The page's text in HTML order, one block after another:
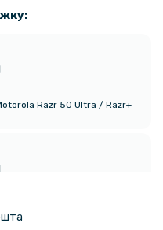
Razr 50 Ultra / Razr+